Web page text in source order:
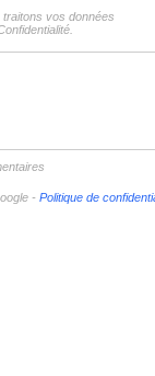
vos données
- Politique de